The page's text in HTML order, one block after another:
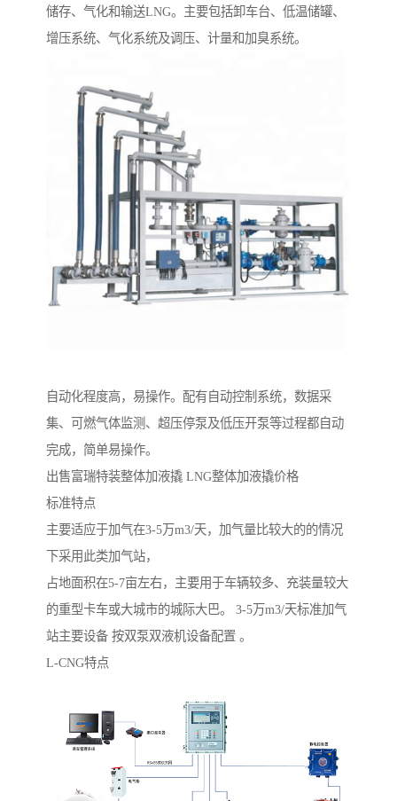
储存、气化和输送LNG。主要包括卸车台、低温储罐、
增压系统、气化系统及调压、计量和加臭系统。
自动化程度高，易操作。配有自动控制系统，数据采
集、可燃气体监测、超压停泵及低压开泵等过程都自动
完成，简单易操作。
出售富瑞特装整体加液撬 LNG整体加液撬价格
标准特点
主要适应于加气在3-5万m3/天，加气量比较大的的情况
下采用此类加气站，
占地面积在5-7亩左右，主要用于车辆较多、充装量较大
的重型卡车或大城市的城际大巴。 3-5万m3/天标准加气
站主要设备 按双泵双液机设备配置 。
L-CNG特点